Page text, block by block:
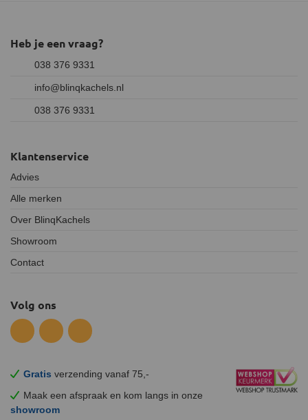
Gratis verzending vanaf 75,-
Maak een afspraak en kom langs in onze
showroom
Heb je een vraag?
038 376 9331
info@blinqkachels.nl
038 376 9331
Klantenservice
Advies
Alle merken
Over BlinqKachels
Showroom
Contact
Volg ons